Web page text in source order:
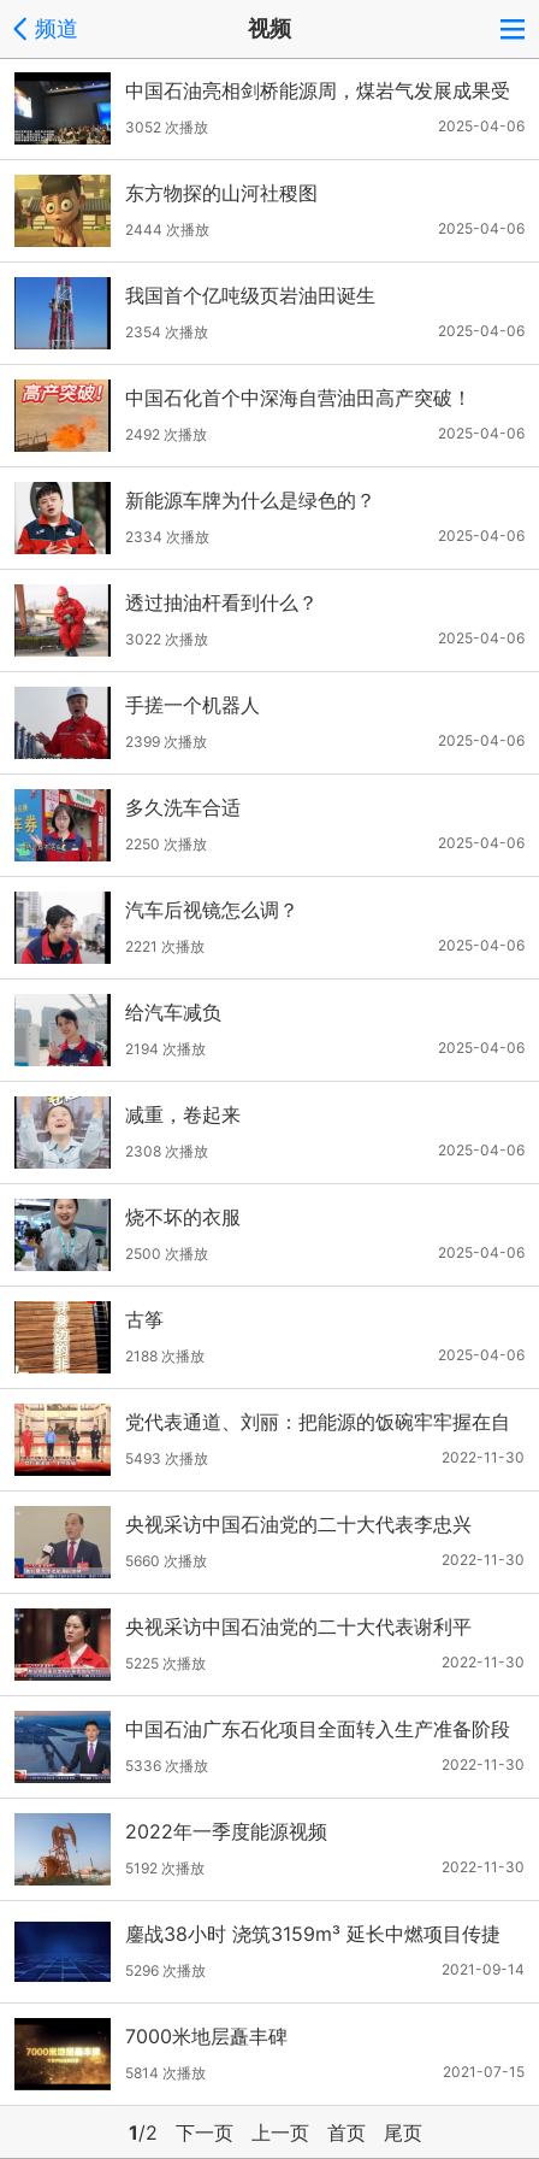
频道 视频
中国石油亮相剑桥能源周，煤岩气发展成果受
到广泛关注
2025-04-06
3052 次播放
东方物探的山河社稷图
2025-04-06
2444 次播放
我国首个亿吨级页岩油田诞生
2025-04-06
2354 次播放
中国石化首个中深海自营油田高产突破！
2025-04-06
2492 次播放
新能源车牌为什么是绿色的？
2025-04-06
2334 次播放
透过抽油杆看到什么？
2025-04-06
3022 次播放
手搓一个机器人
2025-04-06
2399 次播放
多久洗车合适
2025-04-06
2250 次播放
汽车后视镜怎么调？
2025-04-06
2221 次播放
给汽车减负
2025-04-06
2194 次播放
减重，卷起来
2025-04-06
2308 次播放
烧不坏的衣服
2025-04-06
2500 次播放
古筝
2025-04-06
2188 次播放
党代表通道、刘丽：把能源的饭碗牢牢握在自
己手里
2022-11-30
5493 次播放
央视采访中国石油党的二十大代表李忠兴
2022-11-30
5660 次播放
央视采访中国石油党的二十大代表谢利平
2022-11-30
5225 次播放
中国石油广东石化项目全面转入生产准备阶段
2022-11-30
5336 次播放
2022年一季度能源视频
2022-11-30
5192 次播放
鏖战38小时 浇筑3159m³ 延长中燃项目传捷
报！
2021-09-14
5296 次播放
7000米地层矗丰碑
2021-07-15
5814 次播放
1/2 下一页 上一页 首页 尾页